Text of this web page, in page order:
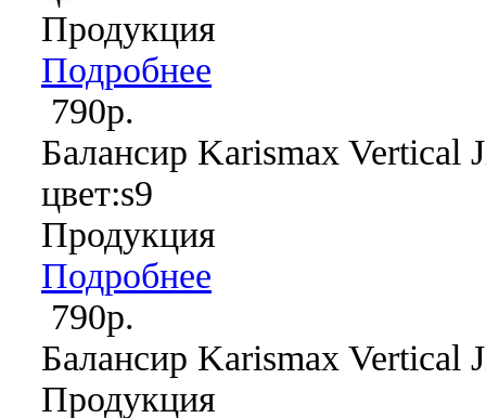
Продукция
Подробнее
790р.
Балансир Karismax Vertical
цвет:s9
Продукция
Подробнее
790р.
Балансир Karismax Vertical
Продукция